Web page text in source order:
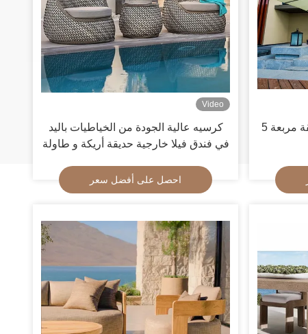
Video
كرسيه عالية الجودة من الخياطيات باليد
في فندق فيلا خارجية حديقة أريكة و طاولة
احصل على أفضل سعر
مظلة حديقة مربعة 5M 6M 7M مع أضواء